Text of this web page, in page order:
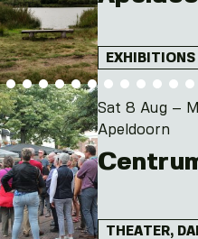
Sat 8 Aug –
Apeldoorn
THEATER,